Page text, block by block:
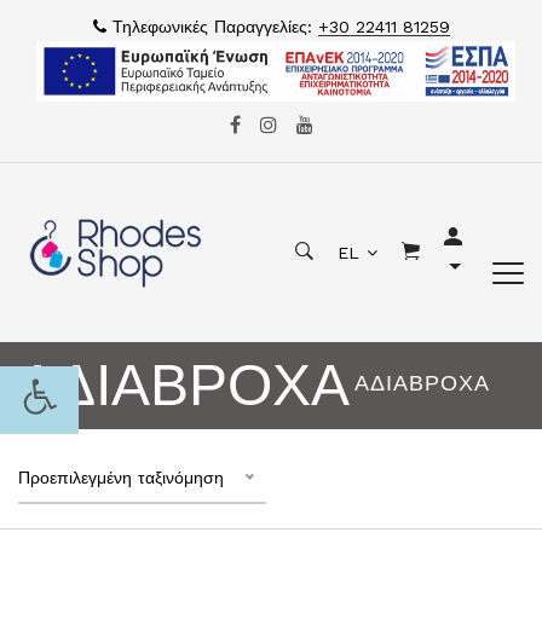
Τηλεφωνικές Παραγγελίες: +30 22411 81259
EL
ΑΔΙΑΒΡΟΧΑΑΔΙΑΒΡΟΧΑ
Προεπιλεγμένη ταξινόμηση